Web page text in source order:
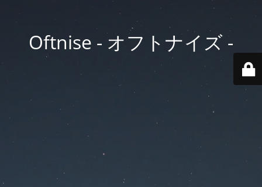
Oftnise - オフトナイズ -